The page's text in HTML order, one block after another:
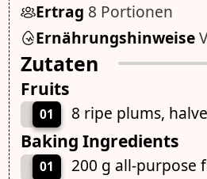
Ertrag 8 Portionen
Ernährungshinweise
Zutaten
Fruits
01 8 ripe plums,
Baking Ingredients
01 200 g all-purpose